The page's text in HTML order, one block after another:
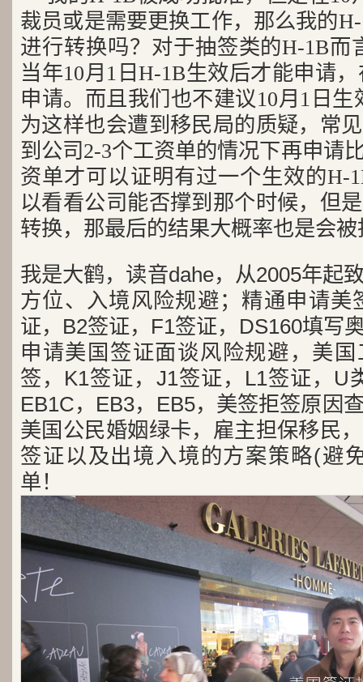
裁员或是需要更换工作，那么我的
进行转换吗？对于抽签类的H-1B而
当年10月1日H-1B生效后才能申请
申请。而且我们也不建议10月1日生
为这样也会遭到移民局的质疑，常
到公司2-3个工资单的情况下再申请
资单才可以证明有过一个生效的H-
以看看公司能否撑到那个时候，但
转换，那最后的结果大概率也是会被
我是大鹤，读音dahe，从2005年起
方位、入境风险规避；精通申请美
证，B2签证，F1签证，DS160填写
申请美国签证面谈风险规避，美
签，K1签证，J1签证，L1签证，U
EB1C，EB3，EB5，美签拒签原因
美国公民婚姻绿卡，雇主担保移民
签证以及出境入境的方案策略(避
单！